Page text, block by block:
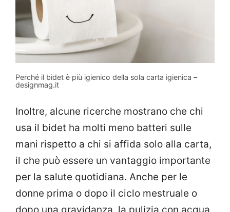
Perché il bidet è più igienico della sola carta igienica –
designmag.it
Inoltre, alcune ricerche mostrano che chi
usa il bidet ha molti meno batteri sulle
mani rispetto a chi si affida solo alla carta,
il che può essere un vantaggio importante
per la salute quotidiana. Anche per le
donne prima o dopo il ciclo mestruale o
dopo una gravidanza, la pulizia con acqua